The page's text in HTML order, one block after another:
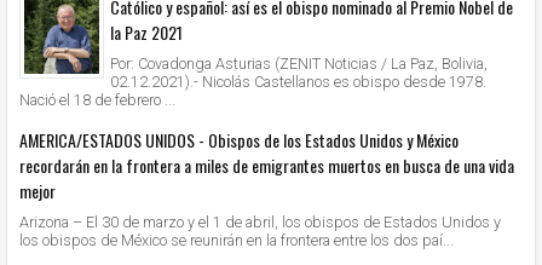
Católico y español: así es el obispo nominado al Premio Nobel de
la Paz 2021
Por: Covadonga Asturias (ZENIT Noticias / La Paz, Bolivia,
02.12.2021).- Nicolás Castellanos es obispo desde 1978.
Nació el 18 de febrero ...
AMERICA/ESTADOS UNIDOS - Obispos de los Estados Unidos y México
recordarán en la frontera a miles de emigrantes muertos en busca de una vida
mejor
Arizona – El 30 de marzo y el 1 de abril, los obispos de Estados Unidos y
los obispos de México se reunirán en la frontera entre los dos paí...